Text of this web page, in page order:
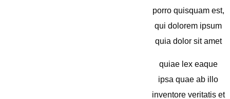
porro quisquam est,
qui dolorem ipsum
quia dolor sit amet
quiae lex eaque
ipsa quae ab illo
inventore veritatis et